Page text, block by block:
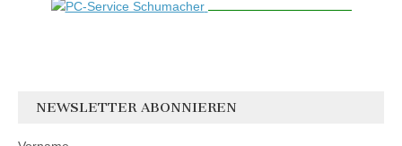
NEWSLETTER ABONNIEREN